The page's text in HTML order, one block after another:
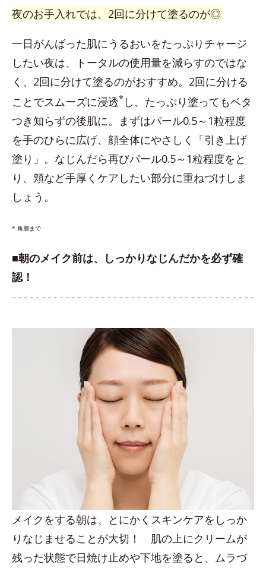
夜のお手入れでは、2回に分けて塗るのが◎
一日がんばった肌にうるおいをたっぷりチャージ
したい夜は、トータルの使用量を減らすのではな
く、2回に分けて塗るのがおすすめ。2回に分ける
ことでスムーズに浸透* し、たっぷり塗ってもベタ
つき知らずの後肌に。まずはパール0.5～1粒程度
を手のひらに広げ、顔全体にやさしく「引き上げ
塗り」。なじんだら再びパール0.5～1粒程度をと
り、頬など手厚くケアしたい部分に重ねづけしま
しょう。
* 角層まで
■朝のメイク前は、しっかりなじんだかを必ず確
認！
メイクをする朝は、とにかくスキンケアをしっか
りなじませることが大切！ 肌の上にクリームが
残った状態で日焼け止めや下地を塗ると、ムラづ